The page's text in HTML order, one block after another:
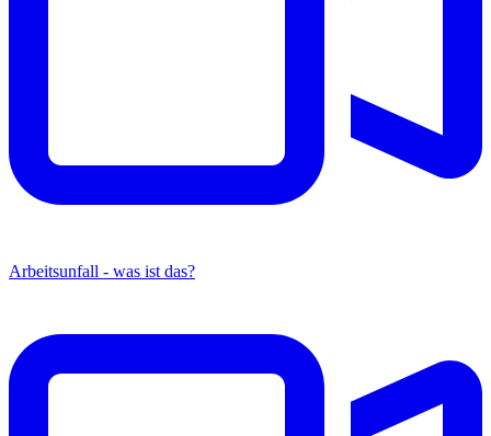
Arbeitsunfall - was ist das?